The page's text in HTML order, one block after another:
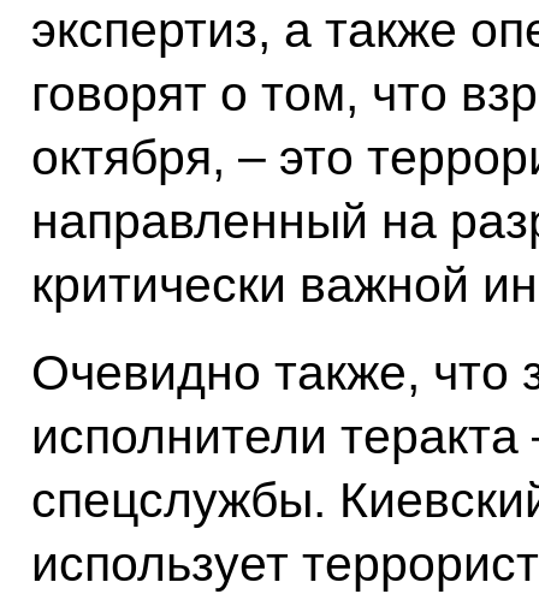
экспертиз, а также
говорят о том, что
октября, – это
направленный на
критически важной
Очевидно также, что
исполнители теракта
спецслужбы.
использует